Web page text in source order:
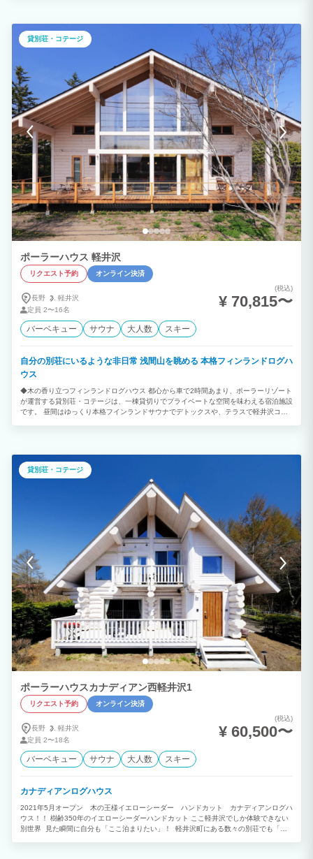
０００円／日
貸別荘・コテージ
ポーラーハウス 軽井沢
リクエスト予約 オンライン決済
長野
軽井沢
定員 2〜16名
(税込)
¥ 70,815〜
バーベキュー サウナ 大人数 スキー
自分の別荘にいるような非日常 浅間山を眺める 本格フィンランドログハ
ウス
◆木の香り立つフィンランドログハウス 都心から車で2時間あまり、ポーラーリゾート
が運営する貸別荘・コテージは、一棟貸切りでプライベートな空間を味わえる宿泊施設
です。 昼間はゆっくり本格フインランドサウナでデトックスや、テラスで軽井沢コー
ください。 ＊JAPA認定施設 ◆のんびりとくつろぐ究極の休日 ウッドデッキに面した
サンルームは吹き抜けとなっていて、床から天井まである窓から差し込む光が気持ちよ
く、ソファでほっと一息ついていただけます すぐ側には縦長でおしゃれな薪ストーブ
があり、寒い季節には体を芯からじんわり温めてくれるでしょう。 屋根付きのウッド
デッキには、くつろげるデッキチェアーの他にBBQスペースがあります。ぜひ来る途
中で軽井沢の豊富な食材を買い込み、賑やかなBBQをしてください。広いキッチンと
も簡単に行き来できるので、凝ったお料理に挑戦してみても楽しいです。 ◆ゲスト様
へのお願い ・動物アレルギーのお客様もご宿泊なさる為ペット同伴は禁止です。デッ
キステイ不可 (無断同伴を確認した場合23,100円の罰則オゾン清掃費をご請求致しま
す。) ・アーリーチェックイン、レイトチェックアウトは事前予約です。(1時間につき
2,310円 税込) 繁忙期は対応できない場合がございます。 予めご了承ください。
貸別荘・コテージ
ポーラーハウスカナディアン西軽井沢1
リクエスト予約 オンライン決済
長野
軽井沢
定員 2〜18名
(税込)
¥ 60,500〜
バーベキュー サウナ 大人数 スキー
カナディアンログハウス
2021年5月オープン 木の王様イエローシーダー ハンドカット カナディアンログハ
ウス！！ 樹齢350年のイエローシーダーハンドカット ここ軽井沢でしか体験できない
別世界 見た瞬間に自分も「ここ泊まりたい」！ 軽井沢町にある数々の別荘でも「木